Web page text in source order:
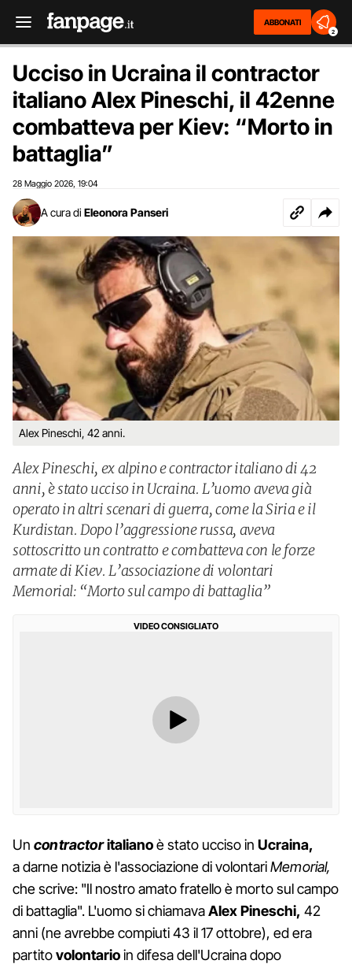
ABBONATI
2
Ucciso in Ucraina il contractor
italiano Alex Pineschi, il 42enne
combatteva per Kiev: “Morto in
battaglia”
28 Maggio 2026 19:04
A cura di Eleonora Panseri
Alex Pineschi, 42 anni.
Alex Pineschi, ex alpino e contractor italiano di 42
anni, è stato ucciso in Ucraina. L’uomo aveva già
operato in altri scenari di guerra, come la Siria e il
Kurdistan. Dopo l’aggressione russa, aveva
sottoscritto un contratto e combatteva con le forze
armate di Kiev. L’associazione di volontari
Memorial: “Morto sul campo di battaglia”
VIDEO CONSIGLIATO
Un contractoritalianoè stato ucciso in Ucraina,
a darne notizia è l'associazione di volontariMemorial,
che scrive: "Il nostro amato fratello è morto sul campo
di battaglia". L'uomo si chiamavaAlex Pineschi, 42
anni (ne avrebbe compiuti 43 il 17 ottobre), ed era
partitovolontarioin difesa dell'Ucraina dopo